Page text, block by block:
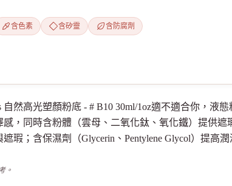
含色素 含矽靈 含防腐劑
自然高光塑顏粉底 - # B10 30ml/1oz適不適合你，液
，同時含粉體（雲母、二氧化鈦、氧化鐵）提供
瑕；含保濕劑（Glycerin、Pentylene Glycol）提高
。